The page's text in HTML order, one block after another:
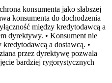
konsumenta jako słabszej
konsumenta do dochodzenia
między kredytodawcą a
dyrektywy. • Konsument nie
a dostawcą. •
przez dyrektywę pozwala
bardziej rygorystycznych